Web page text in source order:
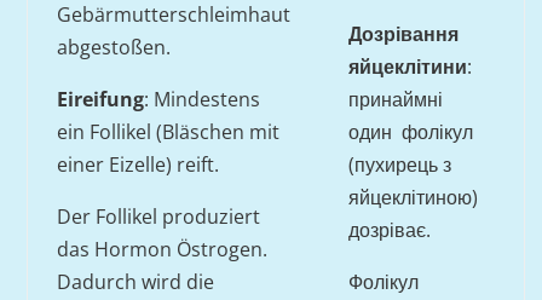
Gebärmutterschleimhaut
abgestoßen.
Eireifung: Mindestens
ein Follikel (Bläschen mit
einer Eizelle) reift.
Der Follikel produziert
das Hormon Östrogen.
Dadurch wird die
Дозрівання
яйцеклітини:
принаймні
один фолікул
(пухирець з
яйцеклітиною)
дозріває.
Фолікул